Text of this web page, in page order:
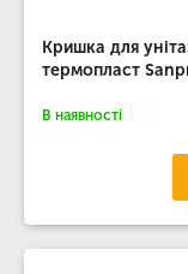
Кришка для
термопласт
В наявності